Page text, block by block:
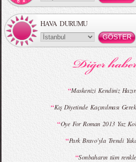
MBFWI - Gülçin Çengel 2015 Yaz
MBFWI - Giray Sepin 2015 Yaz Koleksiyonu MBFWI
HAVA DURUMU
“Maskenizi Kendiniz
“Kış Diyetinde Kaçınılması
“Oye For Roman 2013 Yaz
“Park Bravo'yla Trendi
“Sonbaharın tüm